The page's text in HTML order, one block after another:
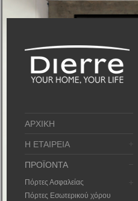
ΑΡΧΙΚΗ
Η ΕΤΑΙΡΕΙΑ
ΠΡΟΪΟΝΤΑ
Πόρτες Ασφαλείας
Πόρτες Εσωτερικού χόρου